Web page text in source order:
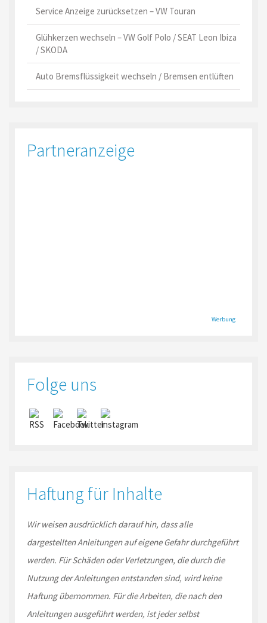
Service Anzeige zurücksetzen – VW Touran
Glühkerzen wechseln – VW Golf Polo / SEAT Leon Ibiza
/ SKODA
Auto Bremsflüssigkeit wechseln / Bremsen entlüften
Partneranzeige
Werbung
Folge uns
Haftung für Inhalte
Wir weisen ausdrücklich darauf hin, dass alle
dargestellten Anleitungen auf eigene Gefahr durchgeführt
werden. Für Schäden oder Verletzungen, die durch die
Nutzung der Anleitungen entstanden sind, wird keine
Haftung übernommen. Für die Arbeiten, die nach den
Anleitungen ausgeführt werden, ist jeder selbst